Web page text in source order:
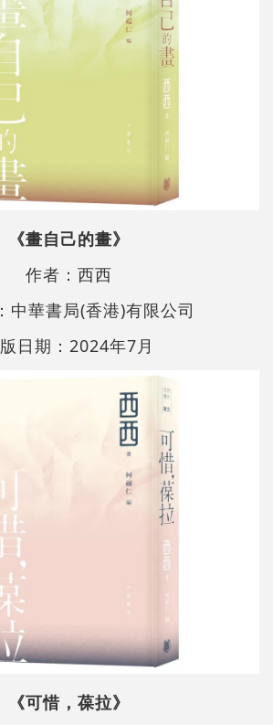
《畫自己的畫》
作者：西西
中華書局(香港)有限公司
日期：2024年7月
《可惜，葆拉》